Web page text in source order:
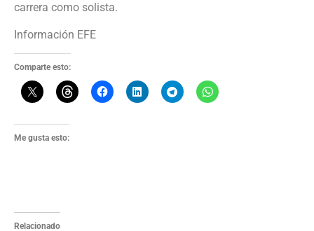
carrera como solista.
Información EFE
Comparte esto:
Me gusta esto:
Relacionado